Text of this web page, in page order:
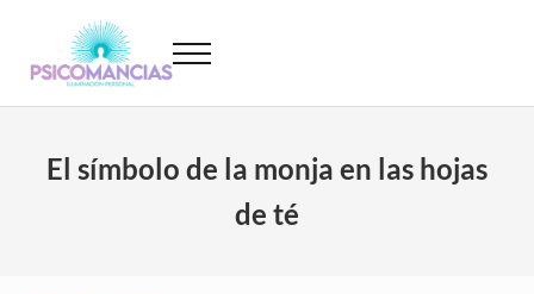
Psicomancias
Menu
El símbolo de la monja en las hojas
de té